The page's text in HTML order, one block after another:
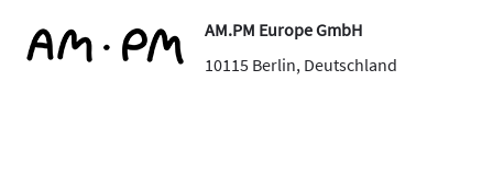
AM.PM Europe GmbH
10115 Berlin, Deutschland